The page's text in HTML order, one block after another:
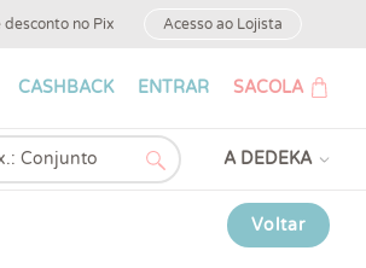
desconto no Pix Acesso ao Lojista
CASHBACK ENTRAR SACOLA
A DEDEKA
Voltar